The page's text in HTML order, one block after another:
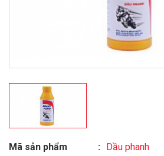
Mã sản phẩm Dầu phanh